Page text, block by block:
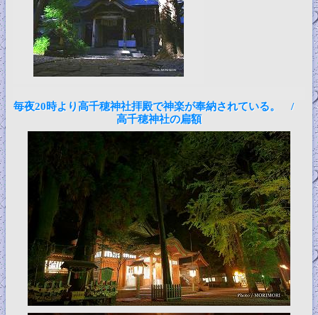
毎夜20時より高千穂神社拝殿で神楽が奉納されている。 /
高千穂神社の扁額